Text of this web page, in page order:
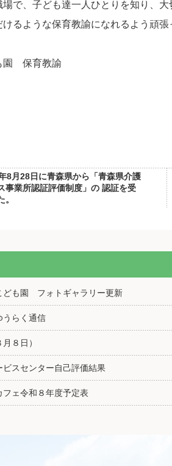
場で、子ども達一人ひとりを知り、
るような保育教諭になれるよう頑張
園 保育教諭
8月28日に青森県から「青森県介護
事業所認証評価制度」の 認証を受
。
ども園 フォトギャラリー更新
うらく通信
８日）
ビスセンター自己評価結果
ェ令和８年度予定表